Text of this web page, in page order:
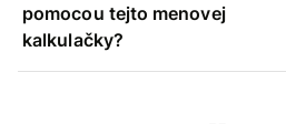
pomocou tejto menovej
kalkulačky?